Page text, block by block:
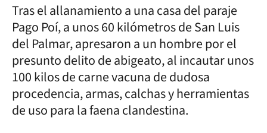
Tras el allanamiento a una casa del paraje
Pago Poí, a unos 60 kilómetros de San Luis
del Palmar, apresaron a un hombre por el
presunto delito de abigeato, al incautar unos
100 kilos de carne vacuna de dudosa
procedencia, armas, calchas y herramientas
de uso para la faena clandestina.